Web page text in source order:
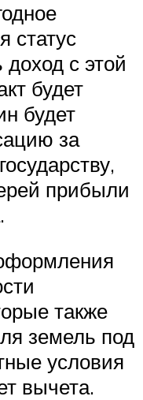
статус
с этой
будет
будет
за
прибыли
также
земель под
условия
вычета.